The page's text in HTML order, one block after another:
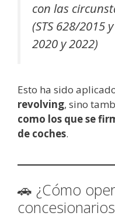
con las
(STS 628/2015
2020 y 2022)
Esto ha sido
revolving, sino
como los que se
de coches.
🚗 ¿Cómo